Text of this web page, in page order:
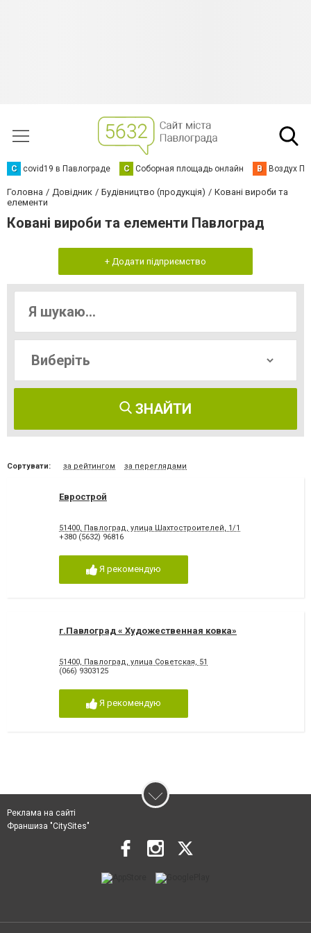
C covid19 в Павлограде С Соборная площадь онлайн В Воздух
Головна Довідник Будівництво (продукція)
Ковані вироби та
елементи
Ковані вироби та елементи Павлоград
+ Додати підприємство
ЗНАЙТИ
Сортувати: за рейтингом за переглядами
Еврострой
51400, Павлоград, улица Шахтостроителей, 1/1
+380 (5632) 96816
Я рекомендую
г.Павлоград « Художественная ковка»
51400, Павлоград, улица Советская, 51
(066) 9303125
Я рекомендую
Реклама на сайті
Франшиза "CitySites"